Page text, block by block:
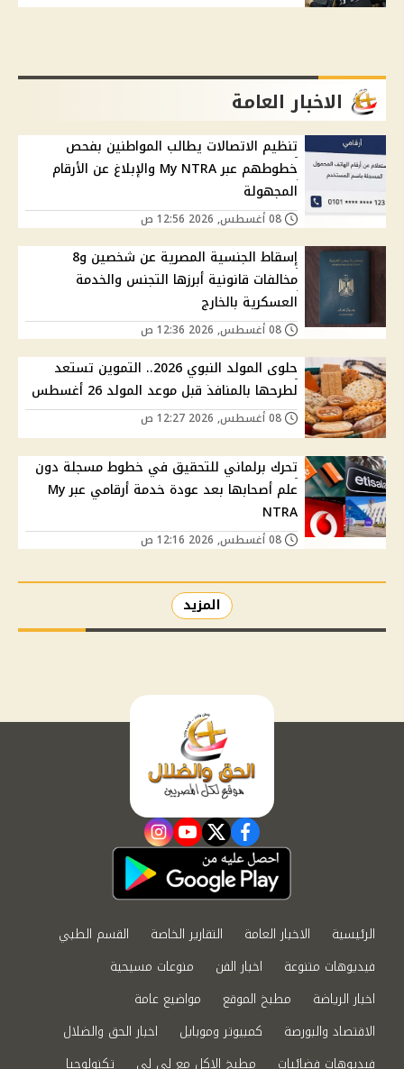
الاخبار العامة
تنظيم الاتصالات يطالب المواطنين بفحص
خطوطهم عبر My NTRA والإبلاغ عن الأرقام
المجهولة
إسقاط الجنسية المصرية عن شخصين و8
مخالفات قانونية أبرزها التجنس والخدمة
العسكرية بالخارج
حلوى المولد النبوي 2026.. التموين تستعد
لطرحها بالمنافذ قبل موعد المولد 26 أغسطس
تحرك برلماني للتحقيق في خطوط مسجلة دون
علم أصحابها بعد عودة خدمة أرقامي عبر My
NTRA
المزيد
facebook
twitter
youtube
instagram
الرئيسية الاخبار العامة التقارير الخاصة
القسم الطبي
فيديوهات متنوعة
اخبار الفن
منوعات مسيحية
اخبار الرياضة
مطبخ الموقع
مواضيع عامة
الاقتصاد والبورصة
كمبيوتر وموبايل
اخبار الحق والضلال
فيديوهات فضائيات
مطبخ الاكل مع لى لى تكنولوجيا